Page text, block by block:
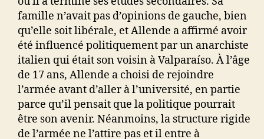
famille n’avait pas d’opinions de gauche, bien
qu’elle soit libérale, et Allende a affirmé avoir
été influencé politiquement par un anarchiste
italien qui était son voisin à Valparaíso. À l’âge
de 17 ans, Allende a choisi de rejoindre
l’armée avant d’aller à l’université, en partie
parce qu’il pensait que la politique pourrait
être son avenir. Néanmoins, la structure rigide
de l’armée ne l’attire pas et il entre à